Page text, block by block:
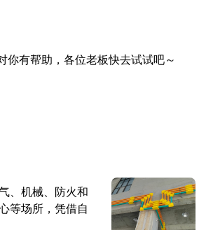
你有帮助，各位老板快去试试吧～
、机械、防火和
等场所，凭借自